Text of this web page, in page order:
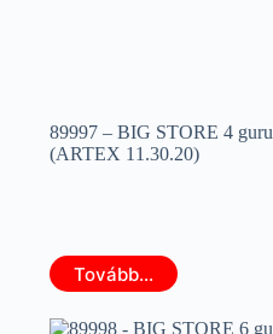
89997 – BIG STORE 4
(ARTEX 11.30.20)
Tovább...